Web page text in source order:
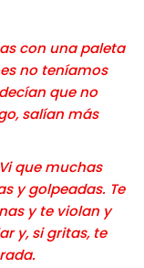
con una paleta
no teníamos
que no
salían más
que muchas
y golpeadas. Te
y te violan y
y, si gritas, te